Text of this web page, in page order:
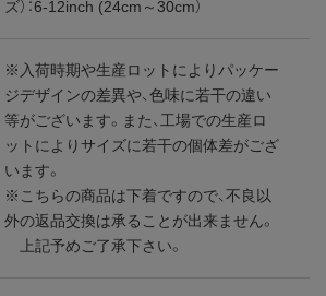
ズ）：6-12inch (24cm～30cm）
※入荷時期や生産ロットによりパッケー
ジデザインの差異や、色味に若干の違い
等がございます。また、工場での生産ロ
ットによりサイズに若干の個体差がござ
います。
※こちらの商品は下着ですので、不良以
外の返品交換は承ることが出来ません。
上記予めご了承下さい。